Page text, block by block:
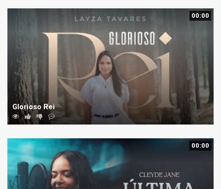
Glorioso Rei
00:00
00:00